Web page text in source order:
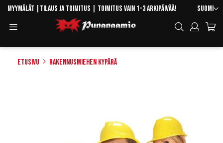
Skip
Content
Kieli
Suomi
Myymälät Tilaus ja toimitus | Toimitus vain 1-3 arkipäivää!
Hae
Etusivu Rakennusmiehen kypärä